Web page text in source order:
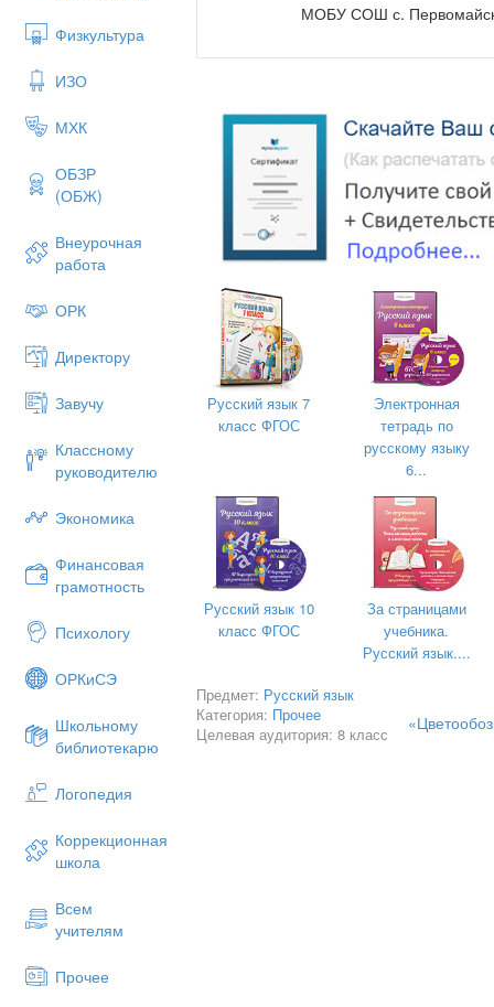
Физкультура
ИЗО
МХК
ОБЗР
(ОБЖ)
Внеурочная
работа
ОРК
Директору
Завучу
Классному
руководителю
Экономика
Финансовая
грамотность
Психологу
ОРКиСЭ
Школьному
библиотекарю
Логопедия
Коррекционная
школа
Всем
учителям
Прочее
МОБУ СОШ с.
Введение
История цветовой
Цветовая лексика в
Русский язык 7
класс ФГОС
Электронная
тетрадь по
русскому языку
6...
Русский язык 10
класс ФГОС
За страницами
учебника.
Русский язык....
Предмет: Русский язык
Категория: Прочее
Целевая аудитория: 8 класс